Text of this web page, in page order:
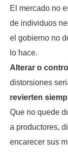
El mercado no
de individuos
el gobierno no
lo hace.
Alterar o
distorsiones
revierten
Que no quede
a productores,
encarecer sus